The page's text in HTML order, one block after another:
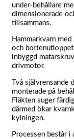
under-behållare
dimensionerade
tillsammans.
Hammarkvarn
och bottenutloppet
inbyggd
drivmotor.
Två
monterade på
Fläkten suger
därmed ökar
kylningen.
Processen består